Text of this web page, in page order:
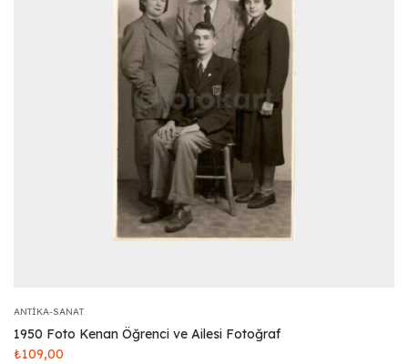
ANTIKA-SANAT
1950 Foto Kenan Öğrenci ve Ailesi Fotoğraf
₺109,00